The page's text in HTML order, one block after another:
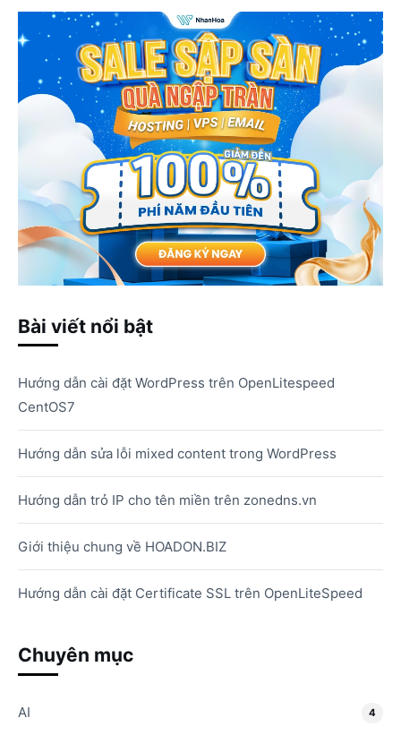
Bài viết nổi bật
Hướng dẫn cài đặt WordPress trên OpenLitespeed
CentOS7
Hướng dẫn sửa lỗi mixed content trong WordPress
Hướng dẫn trỏ IP cho tên miền trên zonedns.vn
Giới thiệu chung về HOADON.BIZ
Hướng dẫn cài đặt Certificate SSL trên OpenLiteSpeed
Chuyên mục
AI 4